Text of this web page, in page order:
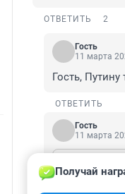
ОТВЕТИТЬ 2
Гость
11 марта
Гость,
ОТВЕТИТЬ
Гость
11 марта
Гость,
Получай